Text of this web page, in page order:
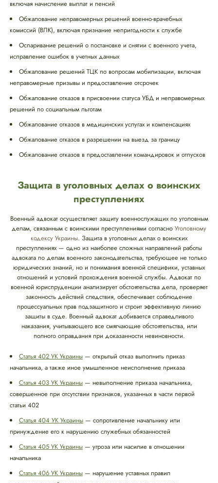
включая начисление выплат и пенсий
Обжалование неправомерных решений военно-врачебных
комиссий (ВЛК), включая признание непригодности к службе
Оспаривание решений о постановке и снятии с военного учета,
исправление ошибок в учетных данных
Обжалование решений ТЦК по вопросам мобилизации, включая
неправомерные призывы и предоставление отсрочек
Обжалование отказов в присвоении статуса УБД и неправомерных
решений по социальным льготам
Обжалование отказов в медицинских услугах и компенсациях
Обжалование отказов в разрешении на выезд за границу
Обжалование отказов в предоставлении командировок и отпусков
Защита в уголовных делах о воинских
преступлениях
Военный адвокат осуществляет защиту военнослужащих по уголовным
делам, связанным с воинскими преступлениями согласно Уголовному
кодексу Украины. Защита в уголовных делах о воинских
преступлениях — одно из наиболее сложных направлений работы
адвоката по делам военного законодательства, требующее не только
юридических знаний, но и понимания военной специфики, уставных
отношений и условий прохождения военной службы. Адвокат по
военной юриспруденции анализирует обстоятельства дела, проверяет
законность действий следствия, обеспечивает соблюдение
процессуальных прав подзащитного и строит эффективную линию
защиты в суде. Военный адвокат добивается справедливого
наказания, учитывающего все смягчающие обстоятельства, или
полного оправдания при доказанности невиновности.
Статья 402 УК Украины — открытый отказ выполнить приказ
начальника, а также иное умышленное неисполнение приказа
Статья 403 УК Украины — невыполнение приказа начальника,
совершенное при отсутствии признаков, указанных в части первой
статьи 402
Статья 404 УК Украины — сопротивление начальнику или
принуждение его к нарушению служебных обязанностей
Статья 405 УК Украины — угроза или насилие в отношении
начальника
Статья 406 УК Украины — нарушение уставных правил